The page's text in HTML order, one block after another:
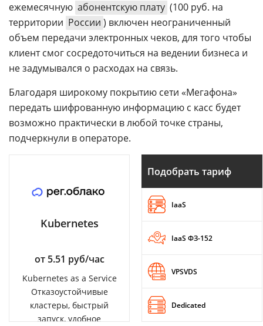
ежемесячную абонентскую плату (100 руб. на
территории России ) включен неограниченный
объем передачи электронных чеков, для того чтобы
клиент смог сосредоточиться на ведении бизнеса и
не задумывался о расходах на связь.
Благодаря широкому покрытию сети «Мегафона»
передать шифрованную информацию с касс будет
возможно практически в любой точке страны,
подчеркнули в операторе.
Kubernetes
от 5.51 руб/час
Kubernetes as a Service
Отказоустойчивые
кластеры, быстрый
запуск, удобное
Подобрать тариф
IaaS
IaaS ФЗ-152
VPSVDS
Dedicated